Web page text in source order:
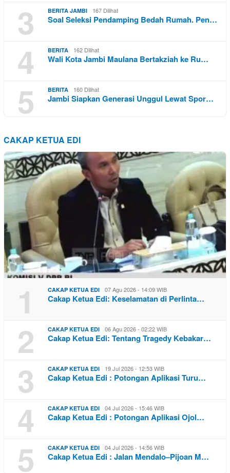
3 BERITA JAMBI 167 Dilihat
Soal Seleksi Pendamping Bedah Rumah. Pen…
4 BERITA 162 Dilihat
Wali Kota Jambi Maulana Bertakziah ke Ru…
5 BERITA 160 Dilihat
Jambi Siapkan Generasi Unggul Lewat Spor…
CAKAP KETUA EDI
1 CAKAP KETUA EDI 07 Agu 2026 - 14:09 WIB
Cakap Ketua Edi: Keselamatan di Perlinta…
2 CAKAP KETUA EDI 06 Agu 2026 - 02:22 WIB
Cakap Ketua Edi: Tentang Tragedy Kebakar…
3 CAKAP KETUA EDI 19 Jul 2026 - 12:53 WIB
Cakap Ketua Edi : Potongan Aplikasi Turu…
4 CAKAP KETUA EDI 04 Jul 2026 - 15:46 WIB
Cakap Ketua Edi : Potongan Aplikasi Ojol…
5 CAKAP KETUA EDI 04 Jul 2026 - 14:56 WIB
Cakap Ketua Edi : Jalan Mendalo–Pijoan M…